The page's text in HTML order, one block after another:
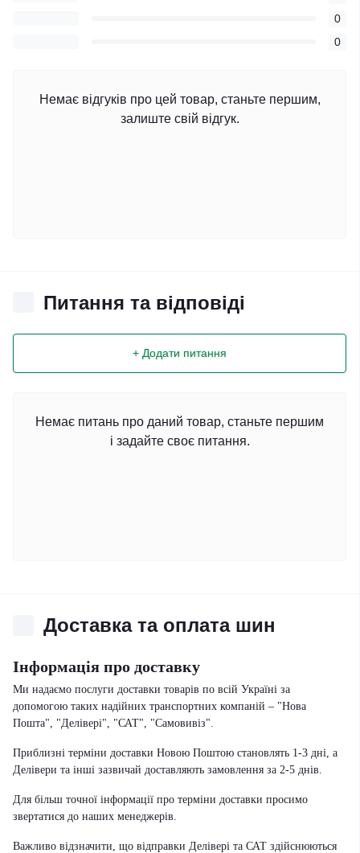
0
0
Немає відгуків про цей товар, станьте першим,
залиште свій відгук.
Питання та відповіді
+ Додати питання
Немає питань про даний товар, станьте першим
і задайте своє питання.
Доставка та оплата шин
Інформація про доставку
Ми надаємо послуги доставки товарів по всій Україні за
допомогою таких надійних транспортних компаній – "Нова
Пошта", "Делівері", "САТ", "Самовивіз".
Приблизні терміни доставки Новою Поштою становлять 1-3 дні, а
Делівери та інші зазвичай доставляють замовлення за 2-5 днів.
Для більш точної інформації про терміни доставки просимо
звертатися до наших менеджерів.
Важливо відзначити, що відправки Делівері та САТ здійснюються